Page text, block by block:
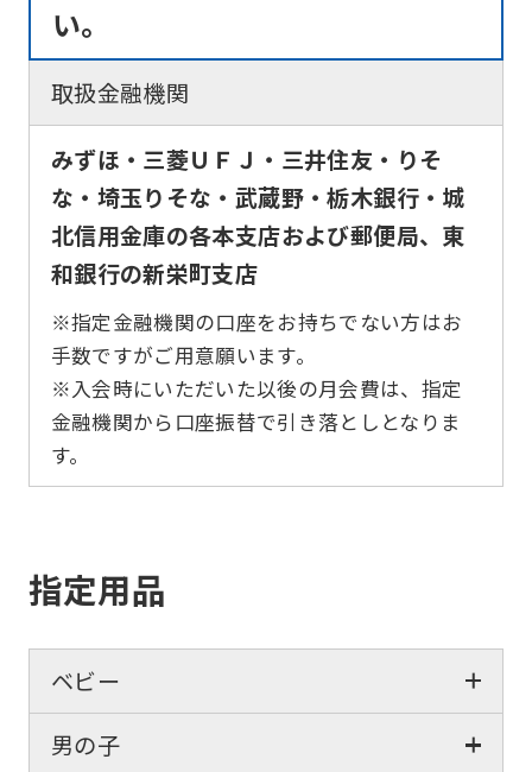
い。
取扱金融機関
みずほ・三菱ＵＦＪ・三井住友・りそ
な・埼玉りそな・武蔵野・栃木銀行・城
北信用金庫の各本支店および郵便局、東
和銀行の新栄町支店
※指定金融機関の口座をお持ちでない方はお
手数ですがご用意願います。
※入会時にいただいた以後の月会費は、指定
金融機関から口座振替で引き落としとなりま
す。
指定用品
ベビー
男の子